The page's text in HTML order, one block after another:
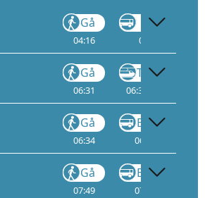
Gå
04:16
VY710
04:17
Gå
06:31
Tog
06:32
Gå
06:34
Buss
06:35
Gå
07:49
Buss
07:50